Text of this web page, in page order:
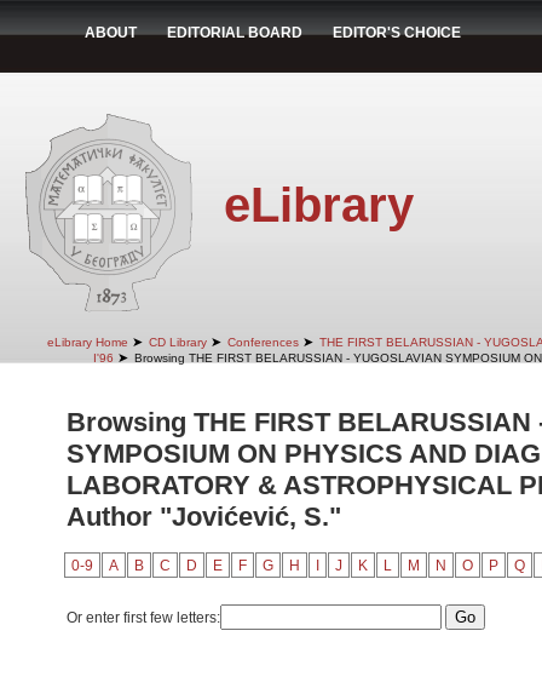
ABOUT EDITORIAL BOARD EDITOR'S CHOICE
eLibrary
eLibrary Home ➤ CD Library ➤ Conferences ➤ THE FIRST BELARUSSIAN -
I'96 ➤ Browsing THE FIRST BELARUSSIAN - YUGOSLAVIAN SYMPOSIUM
Browsing THE FIRST BELARUSSIAN
SYMPOSIUM ON PHYSICS AND
LABORATORY & ASTROPHYSICAL
Author "Jovićević, S."
0-9 A B C D E F G H J K L M N O P Q
Or enter first few letters: